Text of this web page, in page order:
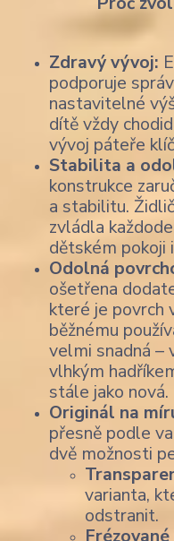
Zdravý vývoj:
podporuje
nastavitelné
dítě vždy
vývoj páteře
Stabilita a
konstrukce
a stabilitu.
zvládla
dětském pokoji
Odolná
ošetřena
které je povrch
běžnému
velmi snadná
vlhkým
stále jako nová.
Originál na
přesně podle
dvě možnosti
varianta,
odstranit.